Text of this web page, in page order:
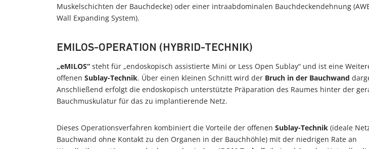
Muskelschichten der Bauchdecke) oder einer intraabdominalen Bauchdeckendehnung
Wall Expanding System).
EMILOS-OPERATION (HYBRID-TECHNIK)
„eMILOS“ steht für „endoskopisch assistierte Mini or Less Open Sublay“ und ist eine
offenen Sublay-Technik. Über einen kleinen Schnitt wird der Bruch in der Bauchwand
Anschließend erfolgt die endoskopisch unterstützte Präparation des Raumes hinter der
Bauchmuskulatur für das zu implantierende Netz.
Dieses Operationsverfahren kombiniert die Vorteile der offenen Sublay-Technik (ideale
Bauchwand ohne Kontakt zu den Organen in der Bauchhöhle) mit der niedrigen Rate an